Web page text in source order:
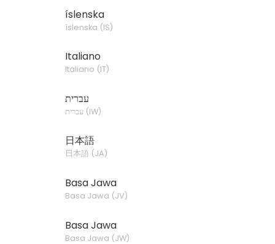
íslenska
íslenska (IS)
Italiano
Italiano (IT)
עברית
עברית(IW)
日本語
日本語(JA)
Basa Jawa
Basa Jawa (JV)
Basa Jawa
Basa Jawa (JW)